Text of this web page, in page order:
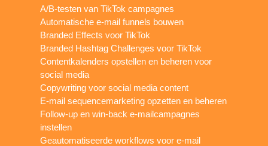
A/B-testen van TikTok campagnes
Automatische e-mail funnels bouwen
Branded Effects voor TikTok
Branded Hashtag Challenges voor TikTok
Contentkalenders opstellen en beheren voor
social media
Copywriting voor social media content
E-mail sequencemarketing opzetten en beheren
Follow-up en win-back e-mailcampagnes
instellen
Geautomatiseerde workflows voor e-mail